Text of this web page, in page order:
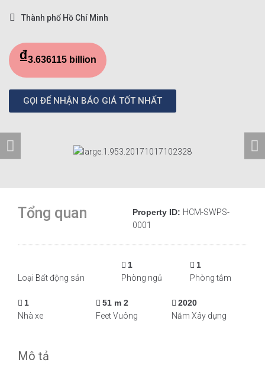
Thành phố Hồ Chí Minh
₫3.636115 billion
GỌI ĐỂ NHẬN BÁO GIÁ TỐT NHẤT
Tổng quan Property ID: HCM-SWPS-
0001
Loại Bất động sản
1
Phòng ngủ
1
Phòng tắm
1
Nhà xe
51 m 2
Feet Vuông
2020
Năm Xây dựng
Mô tả